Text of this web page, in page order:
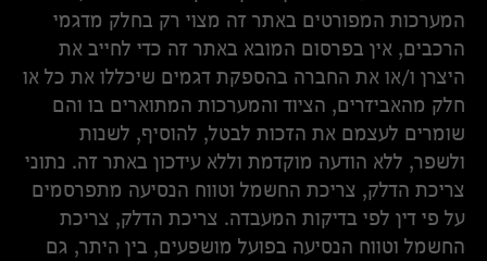
המערכות המפורטים באתר זה מצוי רק בחלק מדגמי
הרכבים, אין בפרסום המובא באתר זה כדי לחייב את
היצרן ו/או את החברה בהספקת דגמים שיכללו את כל או
חלק מהאביזרים, הציוד והמערכות המתוארים בו והם
שומרים לעצמם את הזכות לבטל, להוסיף, לשנות
ולשפר, ללא הודעה מוקדמת וללא עידכון באתר זה. נתוני
צריכת הדלק, צריכת החשמל וטווח הנסיעה מתפרסמים
על פי דין לפי בדיקות המעבדה. צריכת הדלק, צריכת
החשמל וטווח הנסיעה בפועל מושפעים, בין היתר, גם